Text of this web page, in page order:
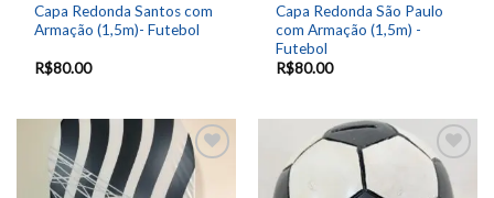
Capa Redonda Santos com
Armação (1,5m)- Futebol
R$80.00
Capa Redonda São Paulo
com Armação (1,5m) -
Futebol
R$80.00
Add to
wishlist
Add to
wishlist